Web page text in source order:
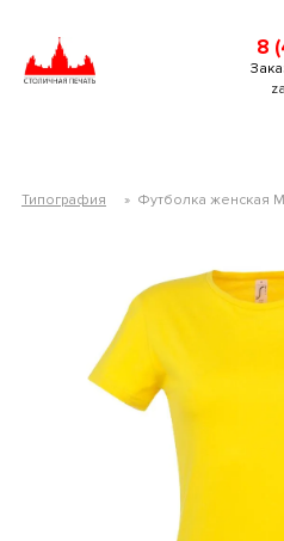
8
Типография » Футболка женская